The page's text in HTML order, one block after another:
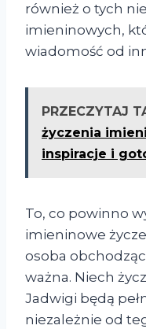
również o tych
imieninowych,
wiadomość od
PRZECZYTAJ
życzenia
inspiracje i
To, co powinno
imieninowe
osoba
ważna. Niech
Jadwigi będą
niezależnie od